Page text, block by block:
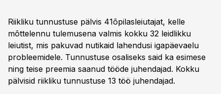
Riikliku tunnustuse pälvis 41õpilasleiutajat, kelle
mõttelennu tulemusena valmis kokku 32 leidlikku
leiutist, mis pakuvad nutikaid lahendusi igapäevaelu
probleemidele. Tunnustuse osaliseks said ka esimese
ning teise preemia saanud tööde juhendajad. Kokku
pälvisid riikliku tunnustuse 13 töö juhendajad.